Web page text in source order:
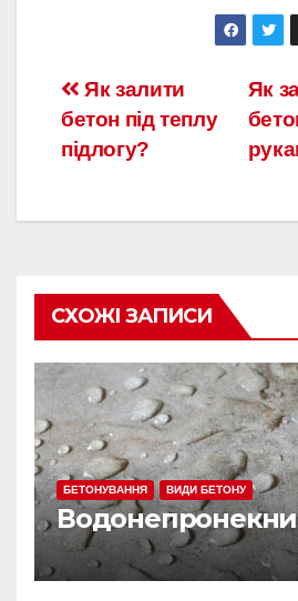
Навигация
по
Як
Як залити
бетон під теплу
підлогу?
СХОЖІ ЗАПИСИ
БЕТОНУВАННЯ ВИДИ БЕТОНУ